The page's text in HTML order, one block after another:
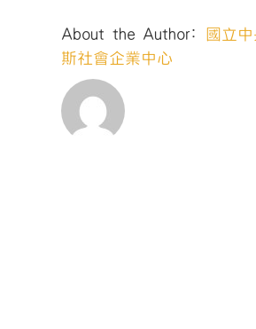
About the Author:
國立
斯社會企業中心